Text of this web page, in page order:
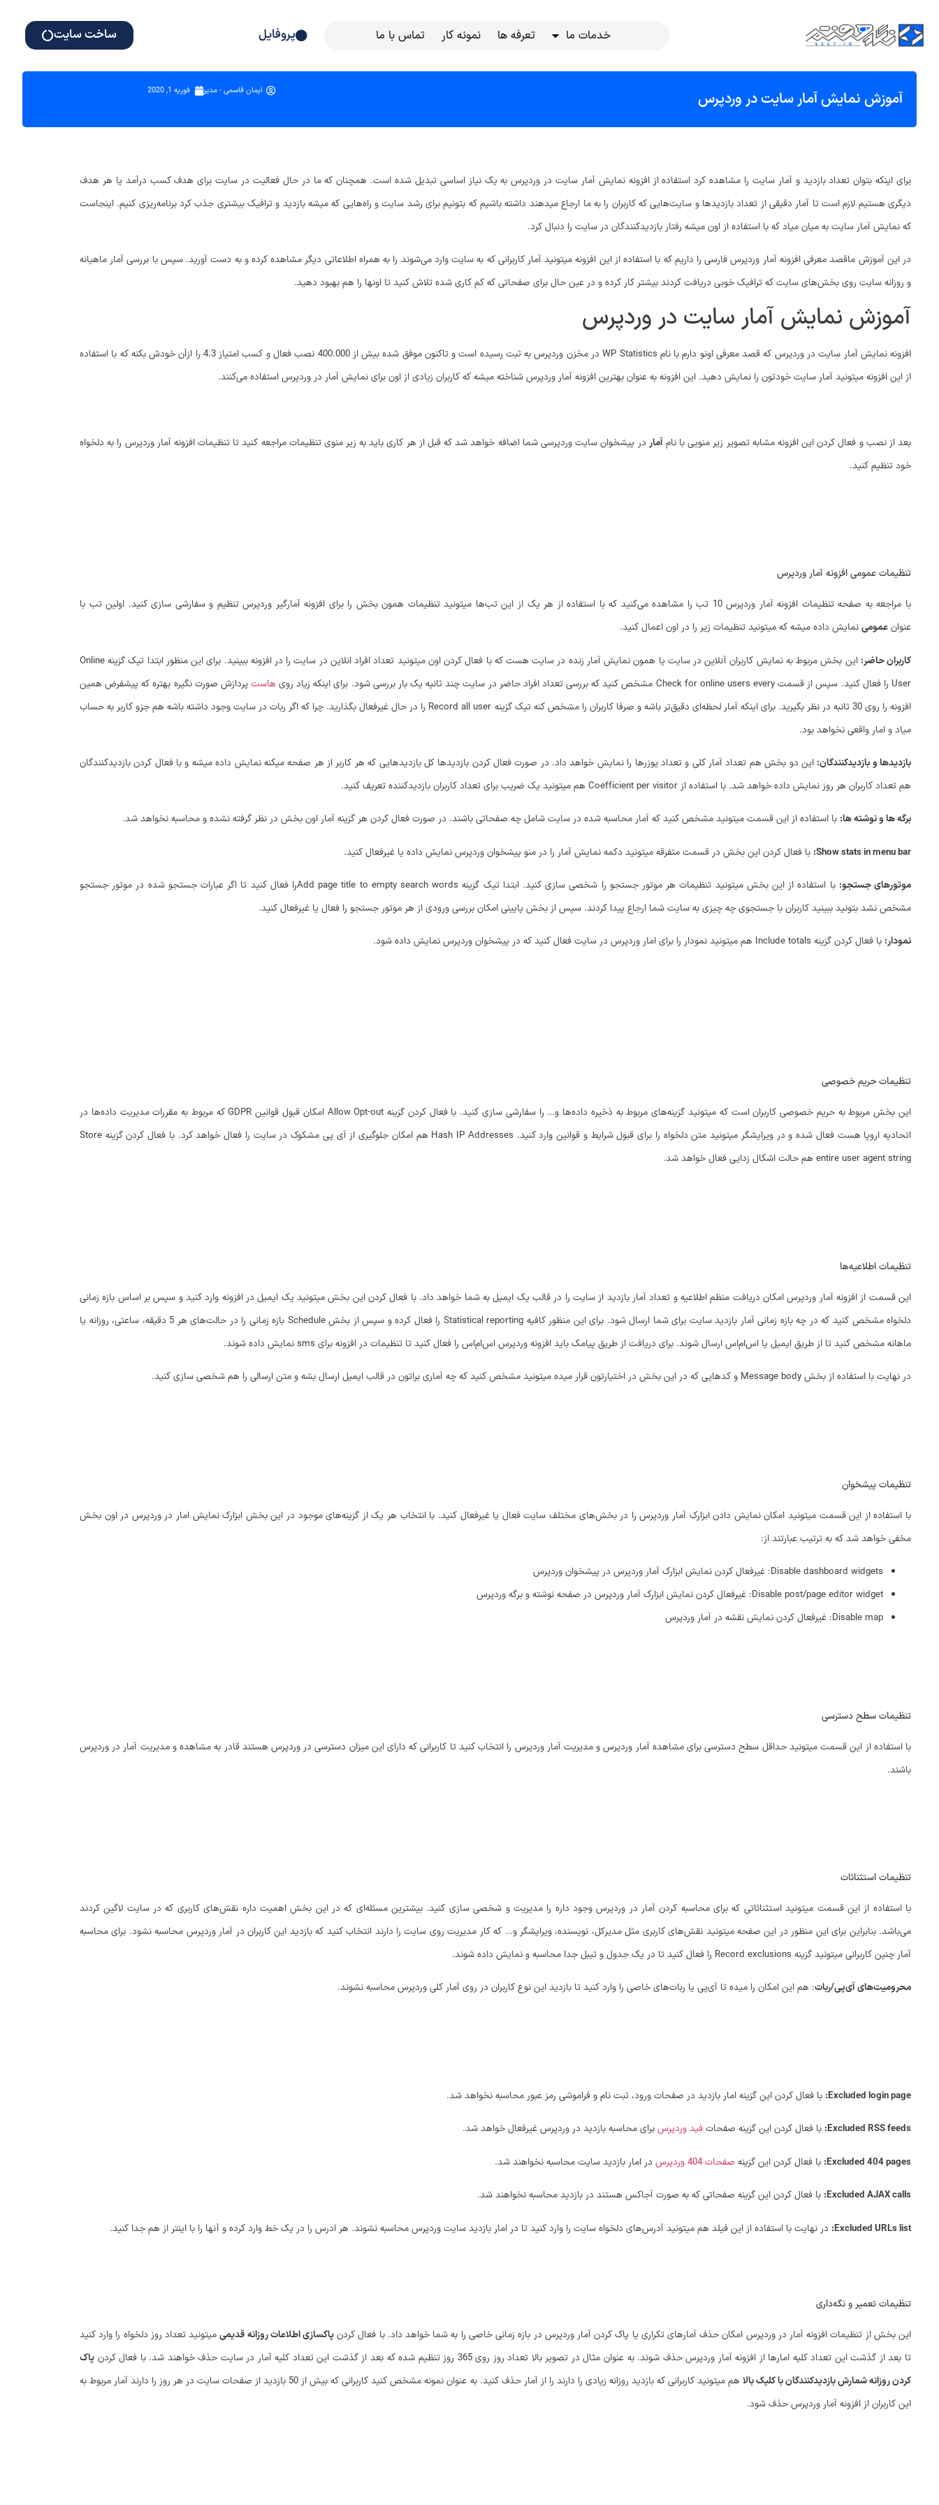
خدمات ما تعرفه ها نمونه کار تماس با ما پروفایل ساخت سایت
آموزش نمایش آمار سایت در وردپرس ایمان قاسمی - مدیر فوریه 1, 2020
برای اینکه بتوان تعداد بازدید و آمار سایت را مشاهده کرد استفاده از افزونه نمایش آمار سایت در وردپرس به یک نیاز اساسی تبدیل شده است. همچنان که ما در حال فعالیت در سایت برای هدف کسب درآمد یا هر هدف
دیگری هستیم لازم است تا آمار دقیقی از تعداد بازدیدها و سایت‌هایی که کاربران را به ما ارجاع میدهند داشته باشیم که بتونیم برای رشد سایت و راه‌هایی که میشه بازدید و ترافیک بیشتری جذب کرد برنامه‌ریزی کنیم. اینجاست
که نمایش آمار سایت به میان میاد که با استفاده از اون میشه رفتار بازدیدکنندگان در سایت را دنبال کرد.
در این آموزش ماقصد معرفی افزونه آمار وردپرس فارسی را داریم که با استفاده از این افزونه میتونید آمار کاربرانی که به سایت وارد می‌شوند را به همراه اطلاعاتی دیگر مشاهده کرده و به دست آورید. سپس با بررسی آمار ماهیانه
و روزانه سایت روی بخش‌های سایت که ترافیک خوبی دریافت کردند بیشتر کار کرده و در عین حال برای صفحاتی که کم کاری شده تلاش کنید تا اونها را هم بهبود دهید.
آموزش نمایش آمار سایت در وردپرس
افزونه نمایش آمار سایت در وردپرس که قصد معرفی اونو دارم با نام WP Statistics در مخزن وردپرس به ثبت رسیده است و تاکنون موفق شده بیش از 400.000 نصب فعال و کسب امتیاز 4.3 را ازآن خودش بکنه که با استفاده
از این افزونه میتونید آمار سایت خودتون را نمایش دهید. این افزونه به عنوان بهترین افزونه آمار وردپرس شناخته میشه که کاربران زیادی از اون برای نمایش آمار در وردپرس استفاده می‌کنند.
بعد از نصب و فعال کردن این افزونه مشابه تصویر زیر منویی با نامآمار در پیشخوان سایت وردپرسی شما اضافه خواهد شد که قبل از هر کاری باید به زیر منوی تنظیمات مراجعه کنید تا تنظیمات افزونه آمار وردپرس را به دلخواه
خود تنظیم کنید.
تنظیمات عمومی افزونه آمار وردپرس
با مراجعه به صفحه تنظیمات افزونه آمار وردپرس 10 تب را مشاهده می‌کنید که با استفاده از هر یک از این تب‌ها میتونید تنظیمات همون بخش را برای افزونه آمارگیر وردپرس تنظیم و سفارشی سازی کنید. اولین تب با
عنوان عمومی نمایش داده میشه که میتونید تنظیمات زیر را در اون اعمال کنید.
کاربران حاضر:
این بخش مربوط به نمایش کاربران آنلاین در سایت یا همون نمایش آمار زنده در سایت هست که با فعال کردن اون میتونید تعداد افراد انلاین در سایت را در افزونه ببینید. برای این منظور ابتدا تیک گزینه Online
User را فعال کنید. سپس از قسمت Check for online users every مشخص کنید که بررسی تعداد افراد حاضر در سایت چند ثانیه یک بار بررسی شود. برای اینکه زیاد روی
هاست پردازش صورت نگیره بهتره که پیشفرض همین
افزونه را روی 30 ثانبه در نظر بگیرید. برای اینکه آمار لحظه‌ای دقیق‌تر باشه و صرفا کاربران را مشخص کنه تیک گزینه Record all user را در حال غیرفعال بگذارید. چرا که اگر ربات در سایت وجود داشته باشه هم جزو کاربر به حساب
میاد و امار واقعی نخواهد بود.
بازدیدها و بازدیدکنندگان: این دو بخش هم تعداد آمار کلی و تعداد یوزرها را نمایش خواهد داد. در صورت فعال کردن بازدیدها کل بازدیدهایی که هر کاربر از هر صفحه میکنه نمایش داده میشه و با فعال کردن بازدیدکنندگان
هم تعداد کاربران هر روز نمایش داده خواهد شد. با استفاده از Coefficient per visitor هم میتونید یک ضریب برای تعداد کاربران بازدیدکننده تعریف کنید.
برگه ها و نوشته ها: با استفاده از این قسمت میتونید مشخص کنید که آمار محاسبه شده در سایت شامل چه صفحاتی باشند. در صورت فعال کردن هر گزینه آمار اون بخش در نظر گرفته نشده و محاسبه نخواهد شد.
Show stats in menu bar: با فعال کردن این بخش در قسمت متفرقه میتونید دکمه نمایش آمار را در منو پیشخوان وردپرس نمایش داده یا غیرفعال کنید.
موتورهای جستجو:
با استفاده از این بخش میتونید تنظیمات هر موتور جستجو را شخصی سازی کنید. ابتدا تیک گزینه Add page title to empty search wordsرا فعال کنید تا اگر عبارات جستجو شده در موتور جستجو
مشخص نشد بتونید ببینید کاربران با جستجوی چه چیزی به سایت شما ارجاع پیدا کردند. سپس از بخش پایینی امکان بررسی ورودی از هر موتور جستجو را فعال یا غیرفعال کنید.
نمودار: با فعال کردن گزینه Include totals هم میتونید نمودار را برای امار وردپرس در سایت فعال کنید که در پیشخوان وردپرس نمایش داده شود.
تنظیمات حریم خصوصی
این بخش مربوط به حریم خصوصی کاربران است که میتونید گزینه‌های مربوط به ذخیره داده‌ها و… را سفارشی سازی کنید. با فعال کردن گزینه Allow Opt-out امکان قبول قوانین GDPR که مربوط به مقررات مدیریت داده‌ها در
اتحادیه اروپا هست فعال شده و در ویرایشگر میتونید متن دلخواه را برای قبول شرایط و قوانین وارد کنید. Hash IP Addresses هم امکان جلوگیری از آی پی مشکوک در سایت را فعال خواهد کرد. با فعال کردن گزینه Store
entire user agent string هم حالت اشکال زدایی فعال خواهد شد.
تنظیمات اطلاعیه‌ها
این قسمت از افزونه آمار وردپرس امکان دریافت منظم اطلاعیه و تعداد آمار بازدید از سایت را در قالب یک ایمیل به شما خواهد داد. با فعال کردن این بخش میتونید یک ایمیل در افزونه وارد کنید و سپس بر اساس بازه زمانی
دلخواه مشخص کنید که در چه بازه زمانی آمار بازدید سایت برای شما ارسال شود. برای این منظور کافیه Statistical reporting را فعال کرده و سپس از بخش Schedule بازه زمانی را در حالت‌های هر 5 دقیقه، ساعتی، روزانه یا
ماهانه مشخص کنید تا از طریق ایمیل یا اس‌ام‌اس ارسال شوند. برای دریافت از طریق پیامک باید افزونه وردپرس اس‌ام‌اس را فعال کنید تا تنظیمات در افزونه برای sms نمایش داده شوند.
در نهایت با استفاده از بخش Message body و کدهایی که در این بخش در اختیارتون قرار میده میتونید مشخص کنید که چه آماری براتون در قالب ایمیل ارسال بشه و متن ارسالی را هم شخصی سازی کنید.
تنظیمات پیشخوان
با استفاده از این قسمت میتونید امکان نمایش دادن ابزارک آمار وردپرس را در بخش‌های مختلف سایت فعال یا غیرفعال کنید. با انتخاب هر یک از گزینه‌های موجود در این بخش ابزارک نمایش امار در وردپرس در اون بخش
مخفی خواهد شد که به ترتیب عبارتند از:
Disable dashboard widgets: غیرفعال کردن نمایش ابزارک آمار وردپرس در پیشخوان وردپرس
Disable post/page editor widget: غیرفعال کردن نمایش ابزارک آمار وردپرس در صفحه نوشته و برگه وردپرس
Disable map: غیرفعال کردن نمایش نقشه در آمار وردپرس
تنظیمات سطح دسترسی
با استفاده از این قسمت میتونید حداقل سطح دسترسی برای مشاهده آمار وردپرس و مدیریت آمار وردپرس را انتخاب کنید تا کاربرانی که دارای این میزان دسترسی در وردپرس هستند قادر به مشاهده و مدیریت آمار در وردپرس
باشند.
تنظیمات استثنائات
با استفاده از این قسمت میتونید استثنائاتی که برای محاسبه کردن آمار در وردپرس وجود داره را مدیریت و شخصی سازی کنید. بیشترین مسئله‌ای که در این بخش اهمیت داره نقش‌های کاربری که در سایت لاگین کردند
می‌باشد. بنابراین برای این منظور در این صفحه میتونید نقش‌های کاربری مثل مدیرکل، نویسنده، ویرایشگر و… که کار مدیریت روی سایت را دارند انتخاب کنید که بازدید این کاربران در آمار وردپرس محاسبه نشود. برای محاسبه
آمار چنین کاربرانی میتونید گزینه Record exclusions را فعال کنید تا در یک جدول و تیبل جدا محاسبه و نمایش داده شوند.
محرومیت‌های آی‌پی/ربات: هم این امکان را میده تا آی‌پی یا ربات‌های خاصی را وارد کنید تا بازدید این نوع کاربران در روی آمار کلی وردپرس محاسبه نشوند.
Excluded login page: با فعال کردن این گزینه امار بازدید در صفحات ورود، ثبت نام و فراموشی رمز عبور محاسبه نخواهد شد.
Excluded RSS feeds: با فعال کردن این گزینه صفحات فید وردپرس برای محاسبه بازدید در وردپرس غیرفعال خواهد شد.
Excluded 404 pages: با فعال کردن این گزینه صفحات 404 وردپرس در امار بازدید سایت محاسبه نخواهند شد.
Excluded AJAX calls: با فعال کردن این گزینه صفحاتی که به صورت آجاکس هستند در بازدید محاسبه نخواهند شد.
Excluded URLs list: در نهایت با استفاده از این فیلد هم میتونید آدرس‌های دلخواه سایت را وارد کنید تا در امار بازدید سایت وردپرس محاسبه نشوند. هر ادرس را در یک خط وارد کرده و آنها را با اینتر از هم جدا کنید.
تنظیمات تعمیر و نگه‌داری
این بخش از تنظیمات افزونه آمار در وردپرس امکان حذف آمارهای تکراری یا پاک کردن آمار وردپرس در بازه زمانی خاصی را به شما خواهد داد. با فعال کردن پاکسازی اطلاعات روزانه قدیمیمیتونید تعداد روز دلخواه را وارد کنید
تا بعد از گذشت این تعداد کلیه امارها از افزونه آمار وردپرس حذف شوند. به عنوان مثال در تصویر بالا تعداد روز روی 365 روز تنظیم شده که بعد از گذشت این تعداد کلیه آمار در سایت حذف خواهند شد. با فعال کردن
پاک
کردن روزانه شمارش بازدیدکنندگان با کلیک بالا
هم میتونید کاربرانی که بازدید روزانه زیادی را دارند را از آمار حذف کنید. به عنوان نمونه مشخص کنید کاربرانی که بیش از 50 بازدید از صفحات سایت در هر روز را دارند آمار مربوط به
این کاربران از افزونه آمار وردپرس حذف شود.